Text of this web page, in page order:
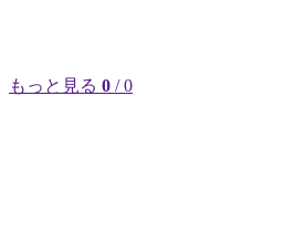
もっと見る 0 / 0